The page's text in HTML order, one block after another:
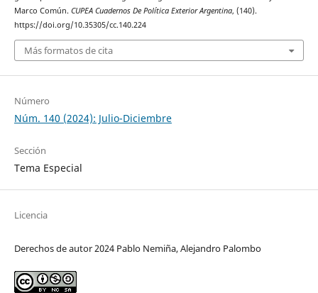
Marco Común. CUPEA Cuadernos De Política Exterior Argentina, (140).
https://doi.org/10.35305/cc.140.224
Más formatos de cita
Número
Núm. 140 (2024): Julio-Diciembre
Sección
Tema Especial
Licencia
Derechos de autor 2024 Pablo Nemiña, Alejandro Palombo